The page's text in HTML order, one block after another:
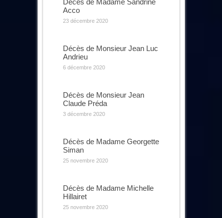
Décès de Madame Sandrine
Acco
23 décembre 2020
Décès de Monsieur Jean Luc
Andrieu
6 décembre 2020
Décès de Monsieur Jean
Claude Préda
3 décembre 2020
Décès de Madame Georgette
Siman
25 novembre 2020
Décès de Madame Michelle
Hillairet
25 novembre 2020